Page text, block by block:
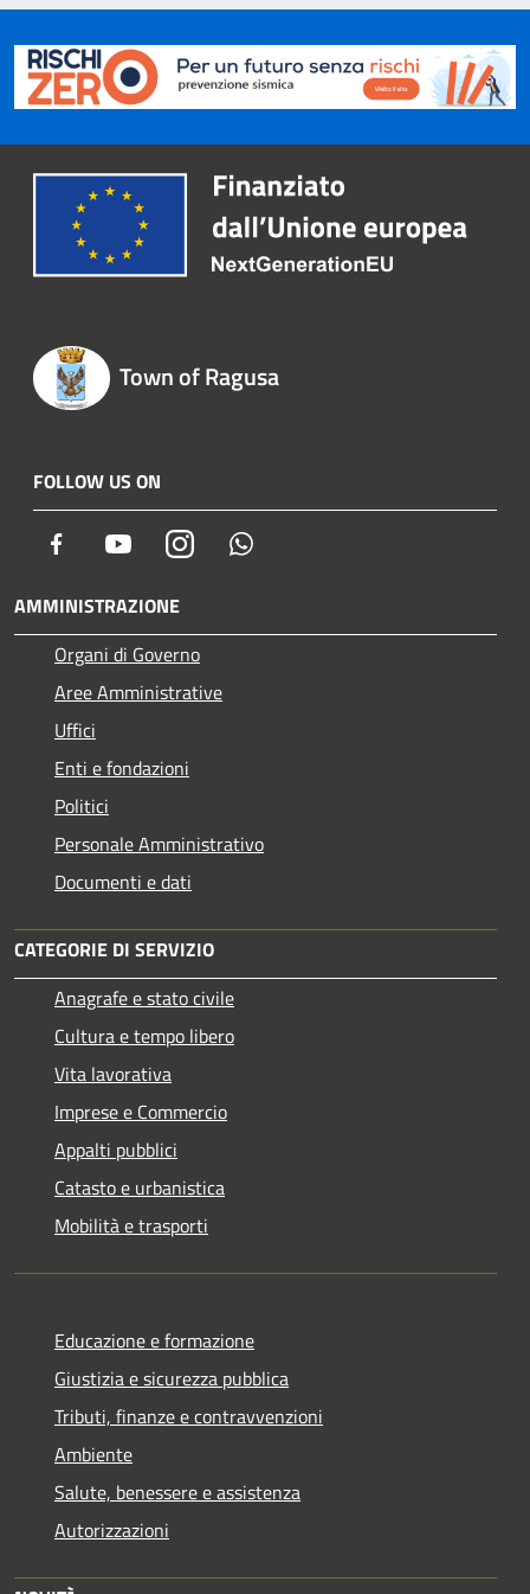
Town of Ragusa
FOLLOW US ON
Facebook YoutubeInstagram
AMMINISTRAZIONE
Organi di Governo
Aree Amministrative
Uffici
Enti e fondazioni
Politici
Personale Amministrativo
Documenti e dati
CATEGORIE DI SERVIZIO
Anagrafe e stato civile
Cultura e tempo libero
Vita lavorativa
Imprese e Commercio
Appalti pubblici
Catasto e urbanistica
Mobilità e trasporti
Educazione e formazione
Giustizia e sicurezza pubblica
Tributi, finanze e contravvenzioni
Ambiente
Salute, benessere e assistenza
Autorizzazioni